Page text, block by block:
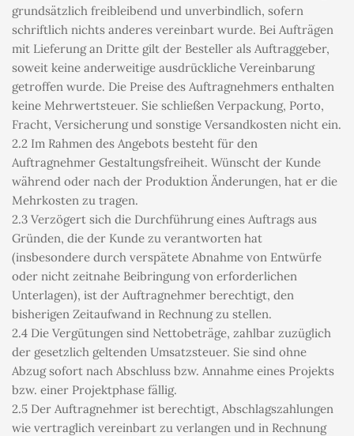
grundsätzlich freibleibend und unverbindlich, sofern
schriftlich nichts anderes vereinbart wurde. Bei Aufträgen
mit Lieferung an Dritte gilt der Besteller als Auftraggeber,
soweit keine anderweitige ausdrückliche Vereinbarung
getroffen wurde. Die Preise des Auftragnehmers enthalten
keine Mehrwertsteuer. Sie schließen Verpackung, Porto,
Fracht, Versicherung und sonstige Versandkosten nicht ein.
2.2 Im Rahmen des Angebots besteht für den
Auftragnehmer Gestaltungsfreiheit. Wünscht der Kunde
während oder nach der Produktion Änderungen, hat er die
Mehrkosten zu tragen.
2.3 Verzögert sich die Durchführung eines Auftrags aus
Gründen, die der Kunde zu verantworten hat
(insbesondere durch verspätete Abnahme von Entwürfe
oder nicht zeitnahe Beibringung von erforderlichen
Unterlagen), ist der Auftragnehmer berechtigt, den
bisherigen Zeitaufwand in Rechnung zu stellen.
2.4 Die Vergütungen sind Nettobeträge, zahlbar zuzüglich
der gesetzlich geltenden Umsatzsteuer. Sie sind ohne
Abzug sofort nach Abschluss bzw. Annahme eines Projekts
bzw. einer Projektphase fällig.
2.5 Der Auftragnehmer ist berechtigt, Abschlagszahlungen
wie vertraglich vereinbart zu verlangen und in Rechnung